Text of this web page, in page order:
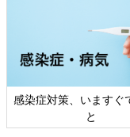
感染症対策、いますぐ
と